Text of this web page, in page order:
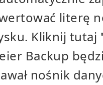
literę
Kliknij tutaj
Backup
nośnik